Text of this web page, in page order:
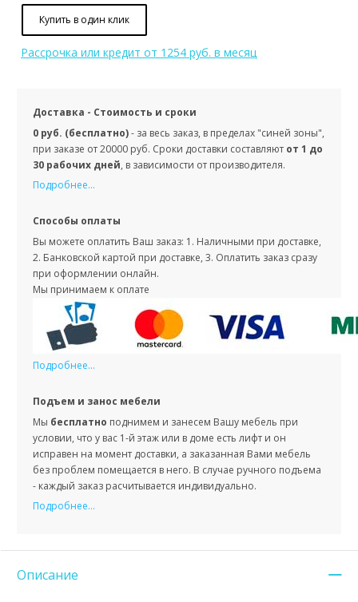
Купить в один клик
Рассрочка или кредит от 1254 руб. в месяц
Доставка - Стоимость и сроки
0 руб. (бесплатно)- за весь заказ, в пределах "синей зоны",
при заказе от 20000 руб. Сроки доставки составляют от 1 до
30 рабочих дней, в зависимости от производителя.
Подробнее...
Способы оплаты
Вы можете оплатить Ваш заказ: 1. Наличными при доставке,
2. Банковской картой при доставке, 3. Оплатить заказ сразу
при оформлении онлайн.
Мы принимаем к оплате
Подробнее...
Подъем и занос мебели
Мы бесплатно поднимем и занесем Вашу мебель при
условии, что у вас 1-й этаж или в доме есть лифт и он
исправен на момент доставки, а заказанная Вами мебель
без проблем помещается в него. В случае ручного подъема
- каждый заказ расчитывается индивидуально.
Подробнее...
Описание